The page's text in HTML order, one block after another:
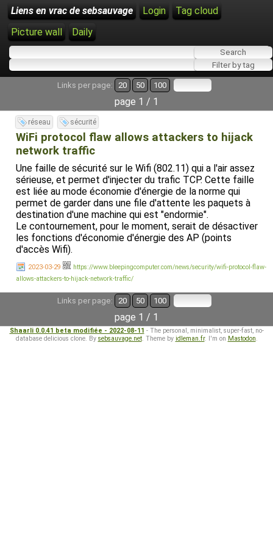
Liens en vrac de sebsauvage Login
Tag cloud
Picture wall
Daily
Links per page: 20 50 100
page 1 / 1
réseau sécurité
WiFi protocol flaw allows attackers to hijack
network traffic
Une faille de sécurité sur le Wifi (802.11) qui a l'air assez
sérieuse, et permet d'injecter du trafic TCP. Cette faille
est liée au mode économie d'énergie de la norme qui
permet de garder dans une file d'attente les paquets à
destination d'une machine qui est "endormie".
Le contournement, pour le moment, serait de désactiver
les fonctions d'économie d'énergie des AP (points
d'accès Wifi).
2023-03-29
https://www.bleepingcomputer.com/news/security/wifi-protocol-flaw-
allows-attackers-to-hijack-network-traffic/
Links per page: 20 50 100
page 1 / 1
Shaarli 0.0.41 beta modifiée - 2022-08-11 - The personal, minimalist, super-fast, no-
database delicious clone. By sebsauvage.net. Theme by idleman.fr. I'm on Mastodon.